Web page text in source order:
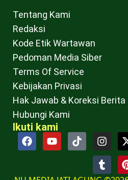
Tentang Kami
Redaksi
Kode Etik Wartawan
Pedoman Media Siber
Terms Of Service
Kebijakan Privasi
Hak Jawab & Koreksi Berita
Hubungi Kami
Ikuti kami